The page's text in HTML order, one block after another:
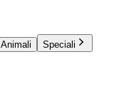
Animali
Speciali